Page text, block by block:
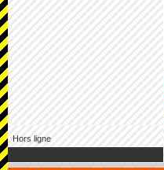
Hors ligne